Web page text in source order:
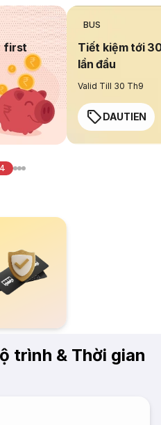
first
BUS
Tiết kiệm tới
lần đầu
Valid Till 30 Th9
DAUTIEN
trình & Thời gian